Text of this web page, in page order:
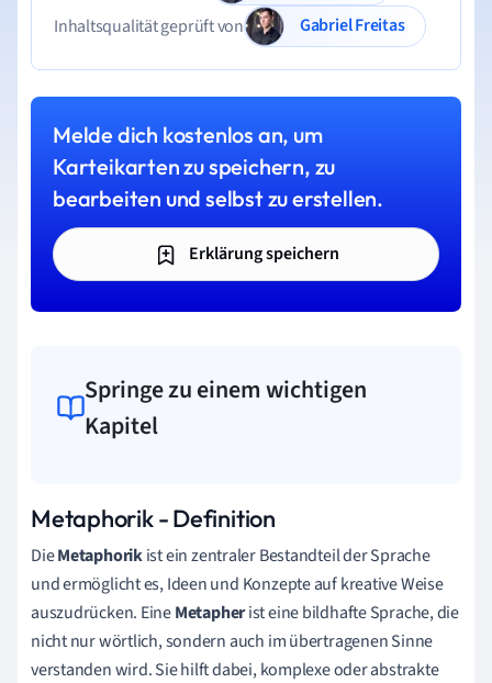
Inhaltsqualität geprüft von
Gabriel Freitas
Melde dich kostenlos an, um
Karteikarten zu speichern, zu
bearbeiten und selbst zu erstellen.
Erklärung speichern
Springe zu einem wichtigen
Kapitel
Metaphorik - Definition
DieMetaphorikist ein zentraler Bestandteil der Sprache
und ermöglicht es, Ideen und Konzepte auf kreative Weise
auszudrücken. EineMetapherist eine bildhafte Sprache, die
nicht nur wörtlich, sondern auch im übertragenen Sinne
verstanden wird. Sie hilft dabei, komplexe oder abstrakte